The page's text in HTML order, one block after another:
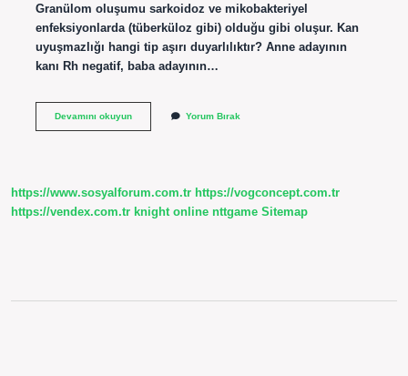
Granülom oluşumu sarkoidoz ve mikobakteriyel
enfeksiyonlarda (tüberküloz gibi) olduğu gibi oluşur. Kan
uyuşmazlığı hangi tip aşırı duyarlılıktır? Anne adayının
kanı Rh negatif, baba adayının…
Devamını okuyunTip
Demek
Yorum Bırak
https://www.sosyalforum.com.tr https://vogconcept.com.tr
https://vendex.com.tr knight online nttgame Sitemap